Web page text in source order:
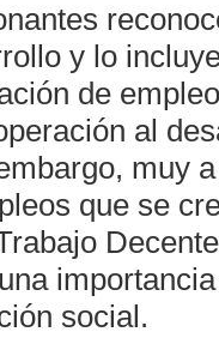
y lo
de
al
muy
que se
social.